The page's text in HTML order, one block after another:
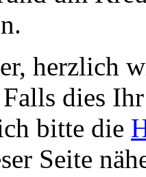
herzlich
dies
bitte die
Seite